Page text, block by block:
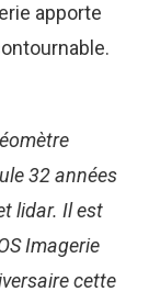
apporte
32 années
lidar. Il est
Imagerie
cette